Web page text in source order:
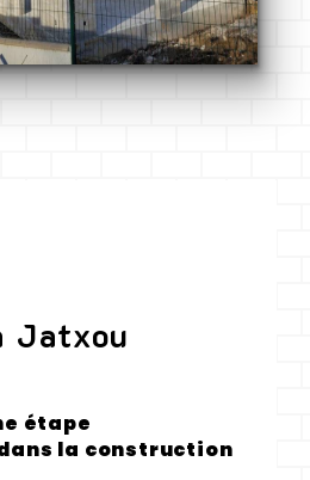
Jatxou
étape
la construction